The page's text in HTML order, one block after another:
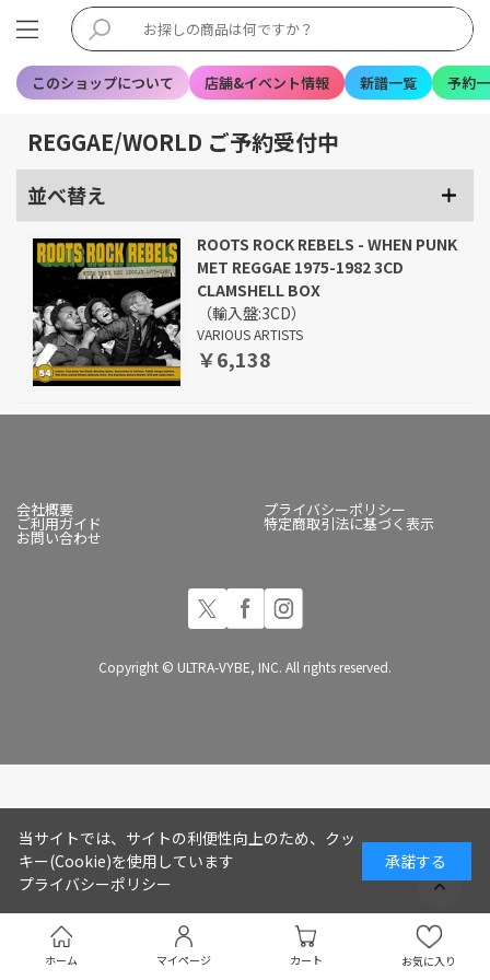
このショップについて 店舗&イベント情報 新譜一覧 予約
ホーム マイページ カート お気に入り
REGGAE/WORLD ご予約受付中
並べ替え
ROOTS ROCK REBELS - WHEN PUNK
MET REGGAE 1975-1982 3CD
CLAMSHELL BOX
（輸入盤:3CD）
VARIOUS ARTISTS
￥6,138
会社概要 プライバシーポリシー
ご利用ガイド 特定商取引法に基づく表示
お問い合わせ
Copyright © ULTRA-VYBE, INC. All rights reserved.
当サイトでは、サイトの利便性向上のため、クッ
キー(Cookie)を使用しています
プライバシーポリシー
承諾する